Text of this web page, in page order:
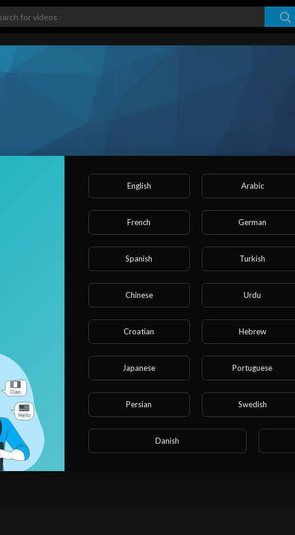
About
saudável. Desde a importância de uma alimentação
Lift Detox Black, procuro cobrir tudo o que é necessário para uma jornada
English Arabic
French German
Spanish Turkish
Chinese Urdu
Croatian Hebrew
Japanese Portuguese
Persian Swedish
Danish